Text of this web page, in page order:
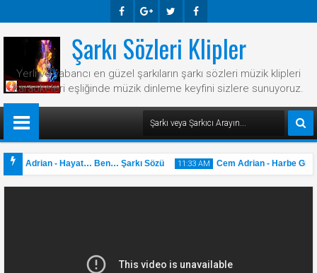
Ook E-
Plus
R Ook
Şarkı Sözleri Klipler
Yerli ve yabancı en güzel şarkıların şarkı sözleri müzik klipleri
karaokeleri eşliğinde müzik dinleme keyfini sizlere sunuyoruz.
Adrian - Hayat… Ben… Şarkı Sözü 11:33 AM
31 2025
Cem Adrian - Harbe Giden